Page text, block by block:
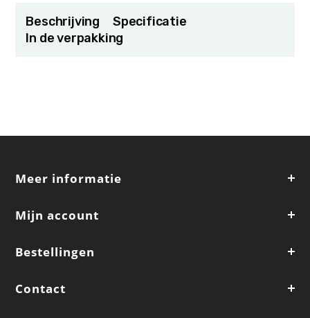
Beschrijving
Specificatie
In de verpakking
Meer informatie
Mijn account
Bestellingen
Contact